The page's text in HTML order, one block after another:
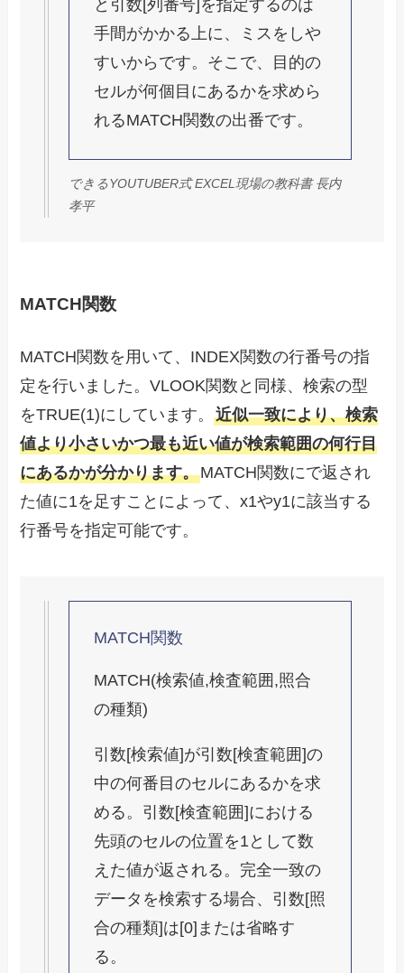
と引数[列番号]を指定するのは
手間がかかる上に、ミスをしや
すいからです。そこで、目的の
セルが何個目にあるかを求めら
れるMATCH関数の出番です。
できるYOUTUBER式 EXCEL現場の教科書 長内
孝平
MATCH関数
MATCH関数を用いて、INDEX関数の行番号の指
定を行いました。VLOOK関数と同様、検索の型
をTRUE(1)にしています。近似一致により、検索
値より小さいかつ最も近い値が検索範囲の何行目
にあるかが分かります。MATCH関数にで返され
た値に1を足すことによって、x1やy1に該当する
行番号を指定可能です。
MATCH関数
MATCH(検索値,検査範囲,照合
の種類)
引数[検索値]が引数[検査範囲]の
中の何番目のセルにあるかを求
める。引数[検査範囲]における
先頭のセルの位置を1として数
えた値が返される。完全一致の
データを検索する場合、引数[照
合の種類]は[0]または省略す
る。